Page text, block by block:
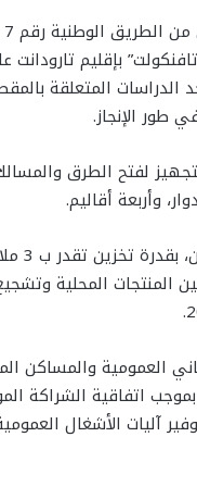
الدراسات المتعلقة
طور الإنجاز.
لفتح الطرق
المنتجات المحلية
بموجب اتفاقية الشراكة
آليات الأشغال